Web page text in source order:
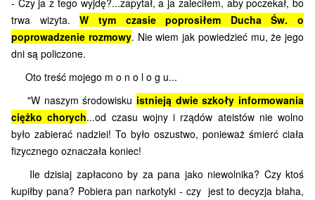
- Czy ja z tego wyjdę?...zapytał, a ja zaleciłem, aby poczekał, bo
trwa wizyta.W tym czasie poprosiłem Ducha Św. o
poprowadzenie rozmowy. Nie wiem jak powiedzieć mu, że jego
dni są policzone.
Oto treść mojego m o n o l o g u...
"W naszym środowisku istnieją dwie szkoły informowania
ciężko chorych...od czasu wojny i rządów ateistów nie wolno
było zabierać nadziei! To było oszustwo, ponieważ śmierć ciała
fizycznego oznaczała koniec!
Ile dzisiaj zapłacono by za pana jako niewolnika? Czy ktoś
kupiłby pana? Pobiera pan narkotyki - czy jest to decyzja błaha,